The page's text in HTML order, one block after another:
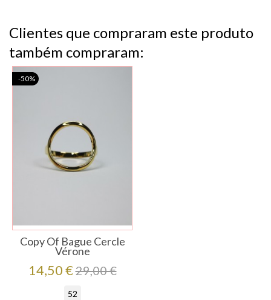
Clientes que compraram este produto
também compraram:
Copy Of Bague Cercle
Vérone
Preço
14,50 €Preço
regular
29,00 €
52
-50%